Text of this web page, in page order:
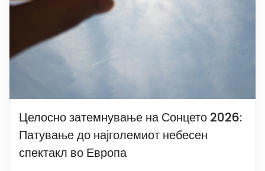
Целосно затемнување на Сонцето 2026:
Патување до најголемиот небесен
спектакл во Европа